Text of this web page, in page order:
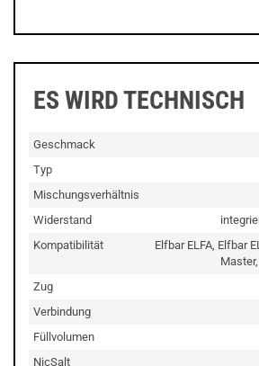
ES WIRD TECHNISCH
Geschmack
Typ
Mischungsverhältnis
Widerstand
Kompatibilität
Elfbar ELFA, Elfbar
Zug
Verbindung
Füllvolumen
NicSalt